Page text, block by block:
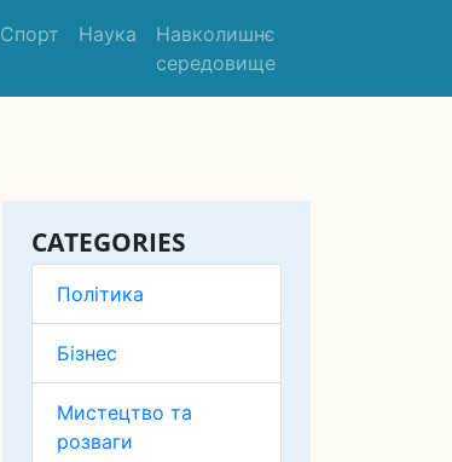
Спорт Наука
Навколишнє
середовище
CATEGORIES
Політика
Бізнес
Мистецтво та
розваги